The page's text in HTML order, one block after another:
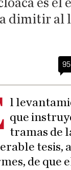
es el
dimitir al
95
l
que
tramas de
tesis,
de que